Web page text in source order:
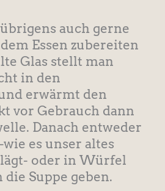
auch gerne
Essen zubereiten
Glas stellt man
in den
erwärmt den
vor Gebrauch dann
Danach entweder
es unser altes
oder in Würfel
Suppe geben.